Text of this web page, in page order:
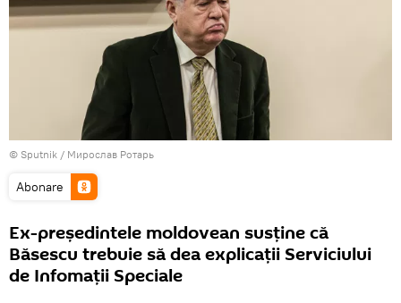
© Sputnik / Мирослав Ротарь
Abonare
Ex-preşedintele moldovean susţine că
Băsescu trebuie să dea explicaţii Serviciului
de Infomaţii Speciale